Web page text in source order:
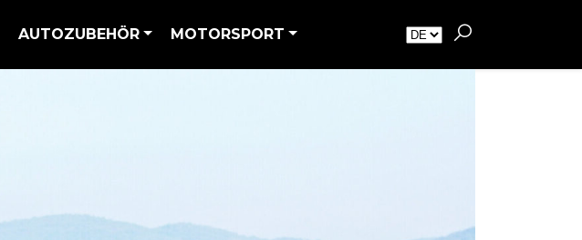
AUTOZUBEHÖR MOTORSPORT